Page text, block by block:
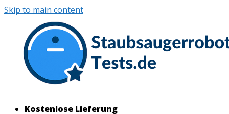
Skip to main content
Kostenlose Lieferung